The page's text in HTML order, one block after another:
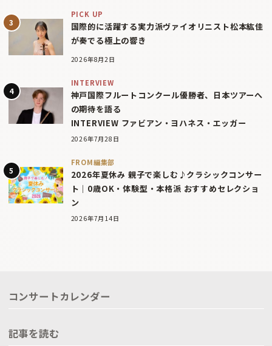
PICK UP
国際的に活躍する実力派ヴァイオリニスト松本紘佳
が奏でる極上の響き
2026年8月2日
INTERVIEW
神戸国際フルートコンクール優勝者、日本ツアーへ
の期待を語る
INTERVIEW ファビアン・ヨハネス・エッガー
2026年7月28日
FROM編集部
2026年夏休み 親子で楽しむ♪クラシックコンサー
ト｜0歳OK・体験型・本格派 おすすめセレクショ
ン
2026年7月14日
コンサートカレンダー
記事を読む